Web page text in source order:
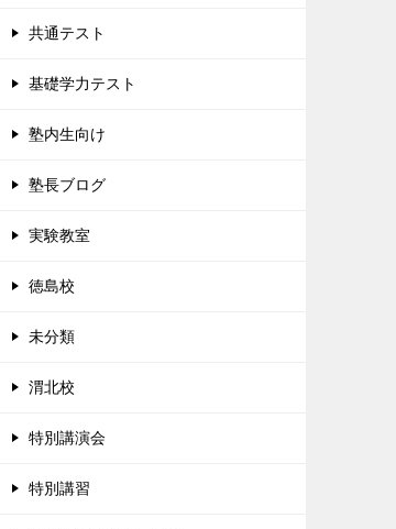
共通テスト
基礎学力テスト
塾内生向け
塾長ブログ
実験教室
徳島校
未分類
渭北校
特別講演会
特別講習